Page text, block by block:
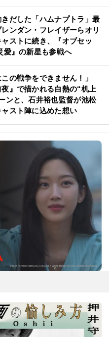
だした「ハムナプトラ」最
ンダン・フレイザーらオリ
ストに続き、『オブセッ
愛』の新星も参戦へ
この戦争をできません！」
夜』で描かれる白熱の“机上
ンと、石井裕也監督が池松
スト陣に込めた想い